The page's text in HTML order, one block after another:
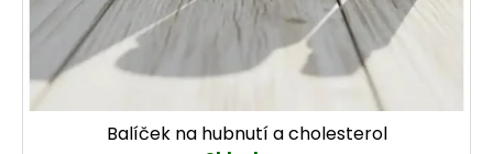
Balíček na hubnutí a cholesterol